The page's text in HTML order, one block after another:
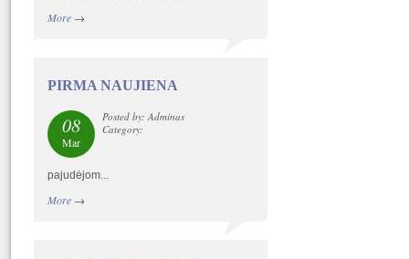
More→
PIRMA NAUJIENA
08
Mar
Posted by: Adminas
Category:
pajudėjom...
More→